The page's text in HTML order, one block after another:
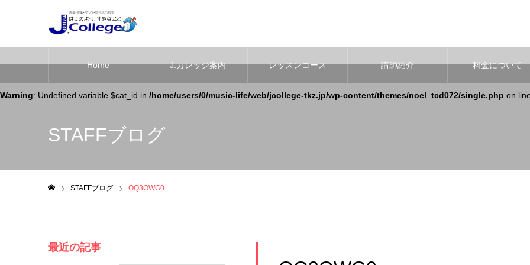
Home J.カレッジ案内 レッスンコース 講師紹介 料金について
Warning: Undefined variable $cat_id in /home/users/0/music-life/web/jcollege-tkz.jp/wp-content/themes/noel_tcd072/single.php on line
STAFFブログ
STAFFブログ OQ3OWG0
最近の記事